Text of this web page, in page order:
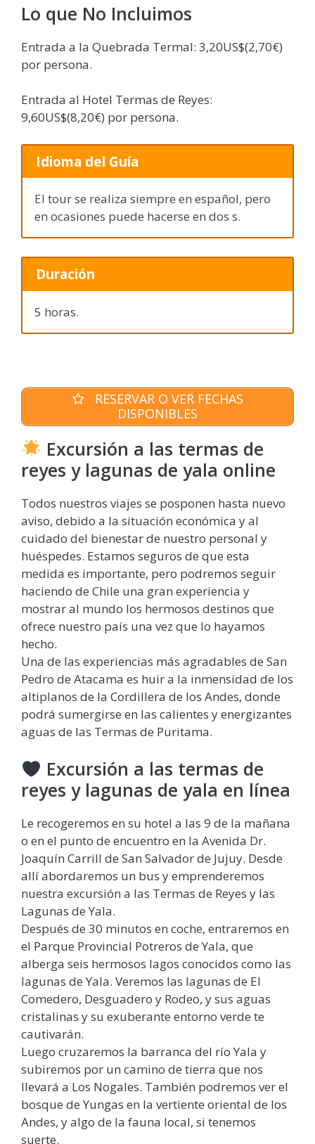
Lo que No Incluimos
Entrada a la Quebrada Termal: 3,20US$(2,70€)
por persona.
Entrada al Hotel Termas de Reyes:
9,60US$(8,20€) por persona.
Idioma del Guía
El tour se realiza siempre en español, pero
en ocasiones puede hacerse en dos s.
Duración
5 horas.
RESERVAR O VER FECHAS
DISPONIBLES
Excursión a las termas de
reyes y lagunas de yala online
Todos nuestros viajes se posponen hasta nuevo
aviso, debido a la situación económica y al
cuidado del bienestar de nuestro personal y
huéspedes. Estamos seguros de que esta
medida es importante, pero podremos seguir
haciendo de Chile una gran experiencia y
mostrar al mundo los hermosos destinos que
ofrece nuestro país una vez que lo hayamos
hecho.
Una de las experiencias más agradables de San
Pedro de Atacama es huir a la inmensidad de los
altiplanos de la Cordillera de los Andes, donde
podrá sumergirse en las calientes y energizantes
aguas de las Termas de Puritama.
Excursión a las termas de
reyes y lagunas de yala en línea
Le recogeremos en su hotel a las 9 de la mañana
o en el punto de encuentro en la Avenida Dr.
Joaquín Carrill de San Salvador de Jujuy. Desde
allí abordaremos un bus y emprenderemos
nuestra excursión a las Termas de Reyes y las
Lagunas de Yala.
Después de 30 minutos en coche, entraremos en
el Parque Provincial Potreros de Yala, que
alberga seis hermosos lagos conocidos como las
lagunas de Yala. Veremos las lagunas de El
Comedero, Desguadero y Rodeo, y sus aguas
cristalinas y su exuberante entorno verde te
cautivarán.
Luego cruzaremos la barranca del río Yala y
subiremos por un camino de tierra que nos
llevará a Los Nogales. También podremos ver el
bosque de Yungas en la vertiente oriental de los
Andes, y algo de la fauna local, si tenemos
suerte.